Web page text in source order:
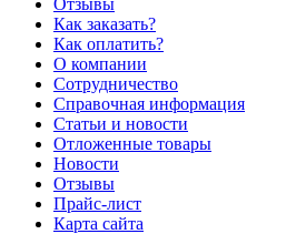
Как заказать?
Как оплатить?
О компании
Сотрудничество
Справочная информация
Статьи и новости
Отложенные товары
Новости
Отзывы
Прайс-лист
Карта сайта